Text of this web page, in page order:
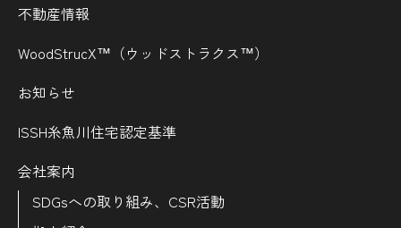
不動産情報
WoodStrucX™（ウッドストラクス™）
お知らせ
ISSH糸魚川住宅認定基準
会社案内
SDGsへの取り組み、CSR活動